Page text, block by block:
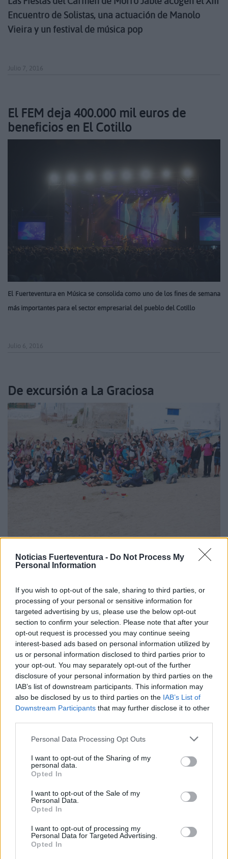
Noticias Fuerteventura - Do Not Process My
Personal Information
If you wish to opt-out of the sale, sharing to third parties, or
processing of your personal or sensitive information for
targeted advertising by us, please use the below opt-out
section to confirm your selection. Please note that after your
opt-out request is processed you may continue seeing
interest-based ads based on personal information utilized by
us or personal information disclosed to third parties prior to
your opt-out. You may separately opt-out of the further
disclosure of your personal information by third parties on the
IAB’s list of downstream participants. This information may
also be disclosed by us to third parties on the IAB’s List of
Downstream Participants that may further disclose it to other
Personal Data Processing Opt Outs
I want to opt-out of the Sharing of my
personal data.
Opted In
I want to opt-out of the Sale of my
Personal Data.
Opted In
I want to opt-out of processing my
Personal Data for Targeted Advertising.
Opted In
Encuentro de Solistas, una actuación de Manolo
Vieira y un festival de música pop
Julio 7, 2016
El FEM deja 400.000 mil euros de
beneficios en El Cotillo
El Fuerteventura en Música se consolida como uno de los fines de semana
más importantes para el sector empresarial del pueblo del Cotillo
Julio 6, 2016
De excursión a La Graciosa
125 personas participaron en una ruta a La Graciosa
dentro del programa de senderismo 'Fuerteventura
al Golpito'
Julio 5, 2016
Fiestas de Santa Ana en Casillas del
Ángel